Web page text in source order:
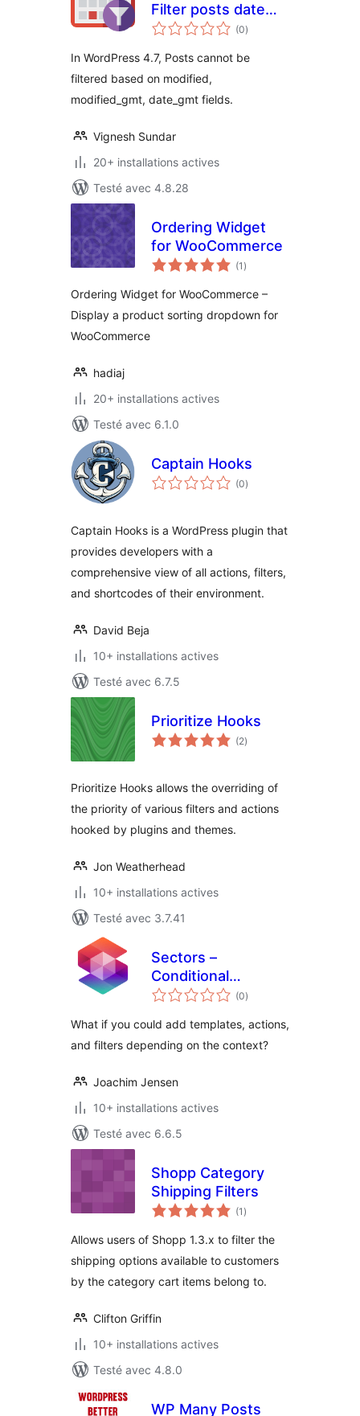
Filter posts date
wise using given
(0notes
en
)
In WordPress 4.7, Posts cannot be
filtered based on modified,
modified_gmt, date_gmt fields.
Vignesh Sundar
20+ installations actives
Testé avec 4.8.28
Ordering Widget
for WooCommerce
(1 notes
en
)
Ordering Widget for WooCommerce –
Display a product sorting dropdown for
WooCommerce
hadiaj
20+ installations actives
Testé avec 6.1.0
Captain Hooks
(0notes
en
)
Captain Hooks is a WordPress plugin that
provides developers with a
comprehensive view of all actions, filters,
and shortcodes of their environment.
David Beja
10+ installations actives
Testé avec 6.7.5
Prioritize Hooks
(2notes
en
)
Prioritize Hooks allows the overriding of
the priority of various filters and actions
hooked by plugins and themes.
Jon Weatherhead
10+ installations actives
Testé avec 3.7.41
Sectors –
Conditional
Templates & Hooks
(0notes
en
)
What if you could add templates, actions,
and filters depending on the context?
Joachim Jensen
10+ installations actives
Testé avec 6.6.5
Shopp Category
Shipping Filters
(1 notes
en
)
Allows users of Shopp 1.3.x to filter the
shipping options available to customers
by the category cart items belong to.
Clifton Griffin
10+ installations actives
Testé avec 4.8.0
WP Many Posts